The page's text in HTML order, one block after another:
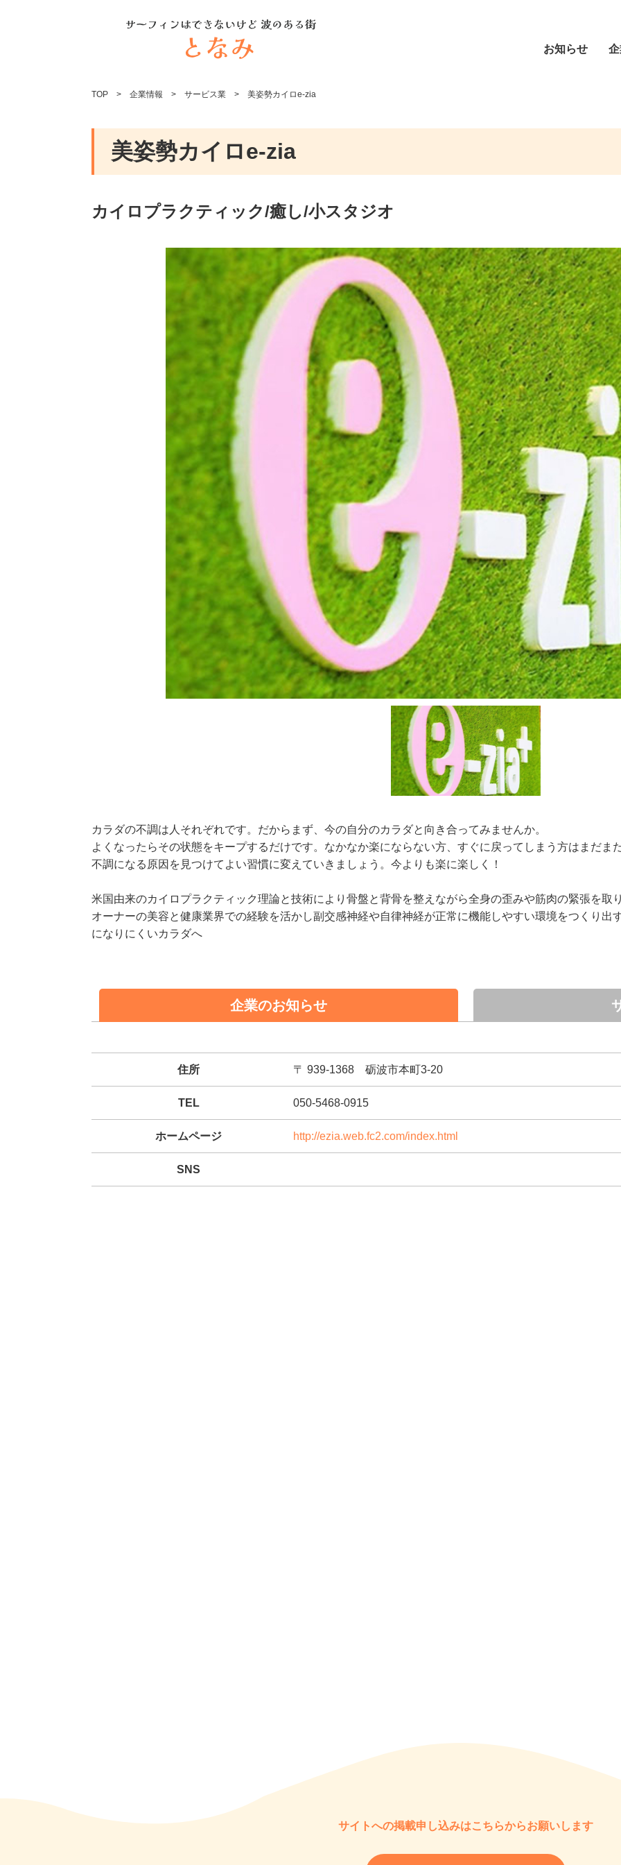
お知らせ
TOP 企業情報 サービス業 美姿勢カイロe-zia
美姿勢カイロe-zia
カイロプラクティック/癒し/小スタジオ
カラダの不調は人それぞれです。だからまず、今の自分のカラダと向き合ってみませんか。
よくなったらその状態をキープするだけです。なかなか楽にならない方、すぐに戻ってしまう方はまだま
不調になる原因を見つけてよい習慣に変えていきましょう。今よりも楽に楽しく！
米国由来のカイロプラクティック理論と技術により骨盤と背骨を整えながら全身の歪みや筋肉の緊張を取
オーナーの美容と健康業界での経験を活かし副交感神経や自律神経が正常に機能しやすい環境をつくり出
になりにくいカラダへ
企業のお知らせ
住所 〒 939-1368 砺波市本町3-20
TEL 050-5468-0915
ホームページ http://ezia.web.fc2.com/index.html
SNS
サイトへの掲載申し込みはこちらからお願いします